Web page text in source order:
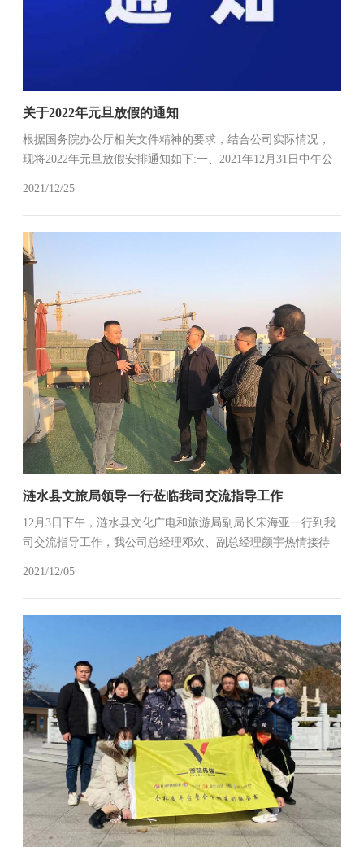
关于2022年元旦放假的通知
根据国务院办公厅相关文件精神的要求，结合公司实际情况，
现将2022年元旦放假安排通知如下:一、2021年12月31日中午公
2021/12/25
涟水县文旅局领导一行莅临我司交流指导工作
12月3日下午，涟水县文化广电和旅游局副局长宋海亚一行到我
司交流指导工作，我公司总经理邓欢、副总经理颜宇热情接待
2021/12/05